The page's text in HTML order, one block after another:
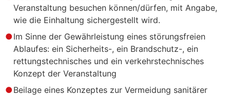
Veranstaltung besuchen können/dürfen, mit Angabe,
wie die Einhaltung sichergestellt wird.
Im Sinne der Gewährleistung eines störungsfreien
Ablaufes: ein Sicherheits-, ein Brandschutz-, ein
rettungstechnisches und ein verkehrstechnisches
Konzept der Veranstaltung
Beilage eines Konzeptes zur Vermeidung sanitärer